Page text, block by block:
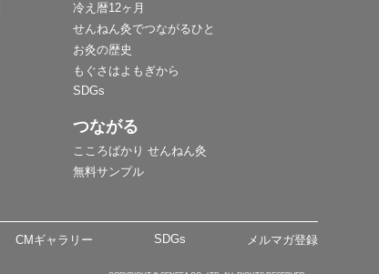
冷え暦12ヶ月
せんねん灸でつながるひと
お灸の歴史
もぐさはよもぎから
SDGs
つながる
こころばかり せんねん灸
無料サンプル
CMギャラリー SDGs メルマガ登録